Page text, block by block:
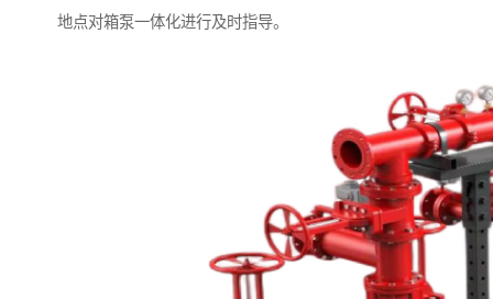
地点对箱泵一体化进行及时指导。